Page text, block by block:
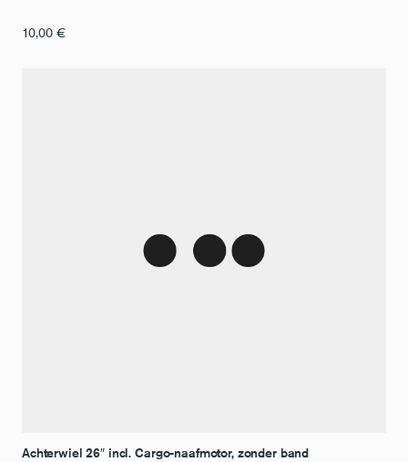
10,00 €
Achterwiel 26″ incl. Cargo-naafmotor, zonder band